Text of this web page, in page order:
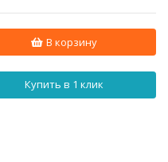
В корзину
Купить в 1 клик